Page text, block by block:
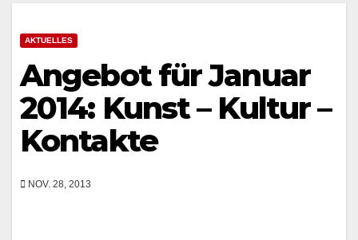
AKTUELLES
Angebot für Januar
2014: Kunst – Kultur –
Kontakte
NOV. 28, 2013